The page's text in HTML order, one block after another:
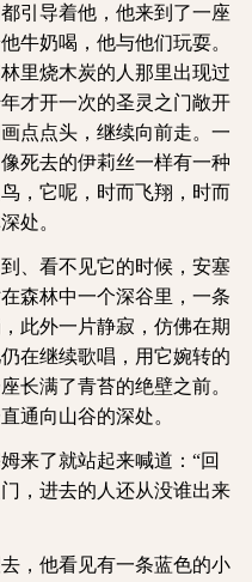
引导着他，他来到了一座
牛奶喝，他与他们玩耍。
里烧木炭的人那里出现过
才开一次的圣灵之门敞开
点点头，继续向前走。一
死去的伊莉丝一样有一种
，它呢，时而飞翔，时而
处。
、看不见它的时候，安塞
森林中一个深谷里，一条
此外一片静寂，仿佛在期
在继续歌唱，用它婉转的
长满了青苔的绝壁之前。
通向山谷的深处。
来了就站起来喊道： “回
，进去的人还从没谁出来
，他看见有一条蓝色的小